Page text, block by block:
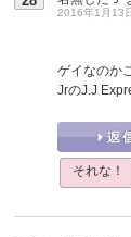
2016年1月13
ゲイなのか
JrのJ.J
それな！